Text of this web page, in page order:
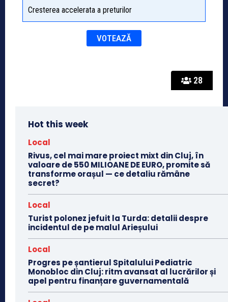
28
Cresterea accelerata a preturilor
Hot this week
Local
Rivus, cel mai mare proiect mixt din Cluj, în
valoare de 550 MILIOANE DE EURO, promite să
transforme orașul — ce detaliu rămâne
secret?
Local
Turist polonez jefuit la Turda: detalii despre
incidentul de pe malul Arieșului
Local
Progres pe șantierul Spitalului Pediatric
Monobloc din Cluj: ritm avansat al lucrărilor și
apel pentru finanțare guvernamentală